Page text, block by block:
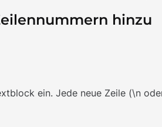
hinzu
ein. Jede neue Zeile (\n